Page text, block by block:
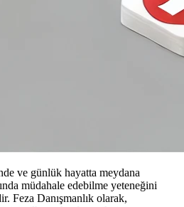
ve günlük hayatta meydana
müdahale edebilme yeteneğini
Feza Danışmanlık olarak,